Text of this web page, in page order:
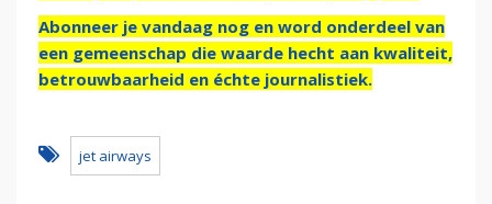
Abonneer je vandaag nog en word onderdeel van
een gemeenschap die waarde hecht aan kwaliteit,
betrouwbaarheid en échte journalistiek.
jet airways